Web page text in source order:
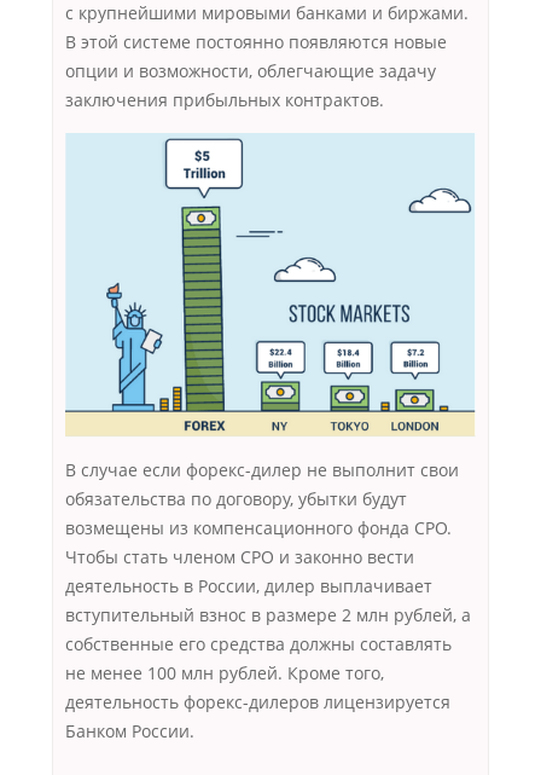
с крупнейшими мировыми банками и биржами.
В этой системе постоянно появляются новые
опции и возможности, облегчающие задачу
заключения прибыльных контрактов.
В случае если форекс-дилер не выполнит свои
обязательства по договору, убытки будут
возмещены из компенсационного фонда СРО.
Чтобы стать членом СРО и законно вести
деятельность в России, дилер выплачивает
вступительный взнос в размере 2 млн рублей, а
собственные его средства должны составлять
не менее 100 млн рублей. Кроме того,
деятельность форекс-дилеров лицензируется
Банком России.